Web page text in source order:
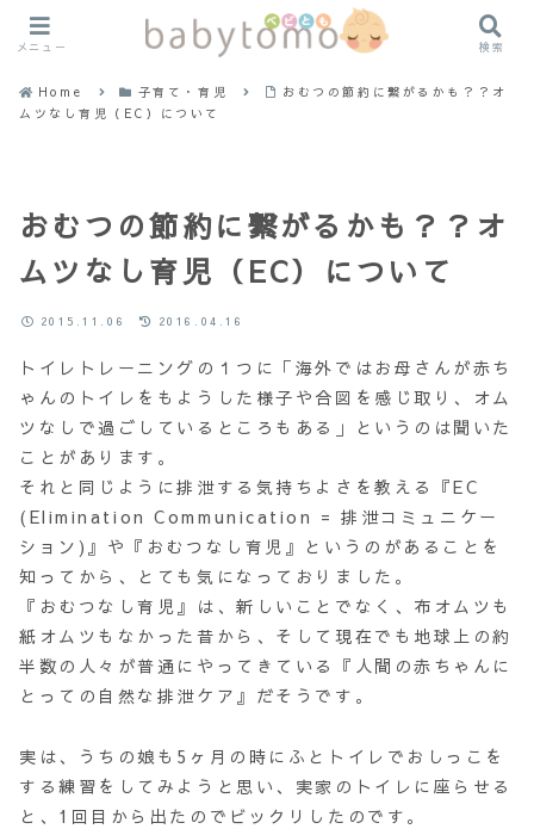
Home 子育て・育児
おむつの節約に繋がるかも？？オ
ムツなし育児（EC）について
おむつの節約に繋がるかも？？オ
ムツなし育児（EC）について
2015.11.06 2016.04.16
トイレトレーニングの１つに「海外ではお母さんが赤ち
ゃんのトイレをもようした様子や合図を感じ取り、オム
ツなしで過ごしているところもある」というのは聞いた
ことがあります。
それと同じように排泄する気持ちよさを教える『EC
(Elimination Communication = 排泄コミュニケー
ション)』や『おむつなし育児』というのがあることを
知ってから、とても気になっておりました。
『おむつなし育児』は、新しいことでなく、布オムツも
紙オムツもなかった昔から、そして現在でも地球上の約
半数の人々が普通にやってきている『人間の赤ちゃんに
とっての自然な排泄ケア』だそうです。
実は、うちの娘も5ヶ月の時にふとトイレでおしっこを
する練習をしてみようと思い、実家のトイレに座らせる
と、1回目から出たのでビックリしたのです。
メニュー 検索